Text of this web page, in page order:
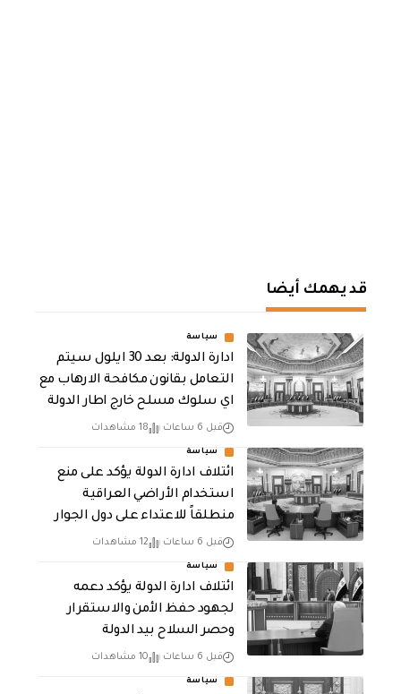
قد يهمك أيضا
سياسة
ادارة الدولة: بعد 30 ايلول سيتم
التعامل بقانون مكافحة الارهاب مع
اي سلوك مسلح خارج اطار الدولة
قبل 6 ساعات 18 مشاهدات
سياسة
ائتلاف ادارة الدولة يؤكد على منع
استخدام الأراضي العراقية
منطلقاً للاعتداء على دول الجوار
قبل 6 ساعات 12 مشاهدات
سياسة
ائتلاف ادارة الدولة يؤكد دعمه
لجهود حفظ الأمن والاستقرار
وحصر السلاح بيد الدولة
قبل 6 ساعات 10 مشاهدات
سياسة